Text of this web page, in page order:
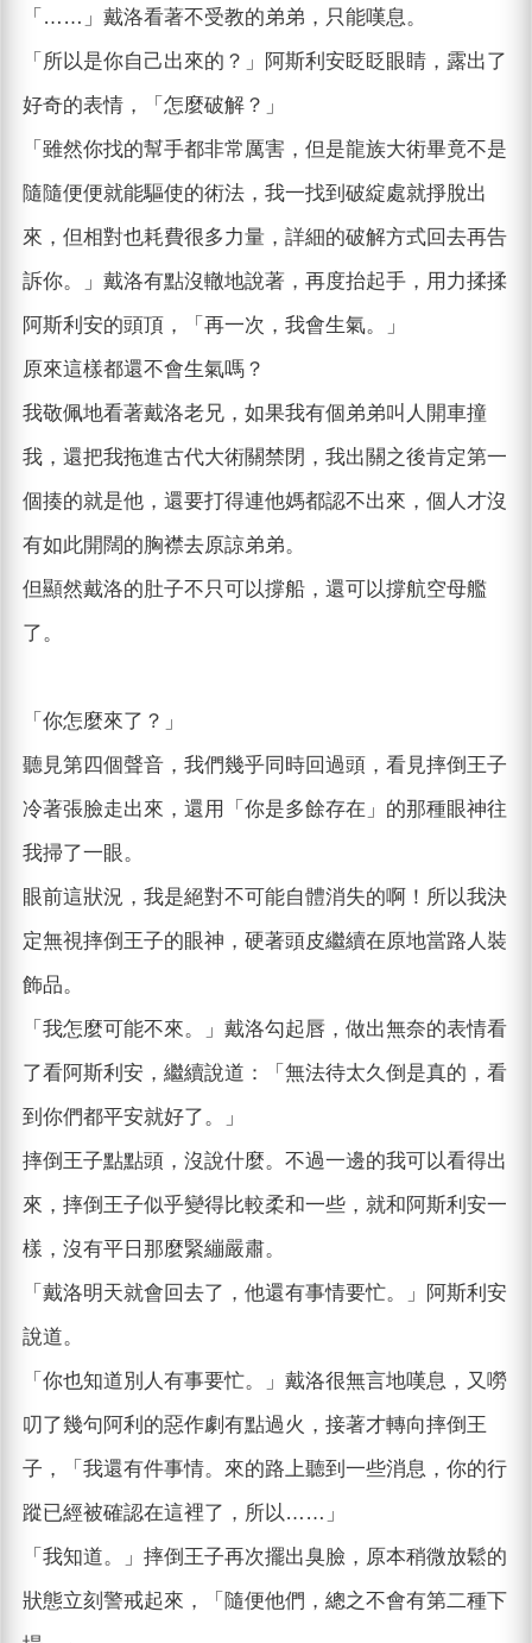
「……」戴洛看著不受教的弟弟，只能嘆息。
「所以是你自己出來的？」阿斯利安眨眨眼睛，露出了
好奇的表情，「怎麼破解？」
「雖然你找的幫手都非常厲害，但是龍族大術畢竟不是
隨隨便便就能驅使的術法，我一找到破綻處就掙脫出
來，但相對也耗費很多力量，詳細的破解方式回去再告
訴你。」戴洛有點沒轍地說著，再度抬起手，用力揉揉
阿斯利安的頭頂，「再一次，我會生氣。」
原來這樣都還不會生氣嗎？
我敬佩地看著戴洛老兄，如果我有個弟弟叫人開車撞
我，還把我拖進古代大術關禁閉，我出關之後肯定第一
個揍的就是他，還要打得連他媽都認不出來，個人才沒
有如此開闊的胸襟去原諒弟弟。
但顯然戴洛的肚子不只可以撐船，還可以撐航空母艦
了。
「你怎麼來了？」
聽見第四個聲音，我們幾乎同時回過頭，看見摔倒王子
冷著張臉走出來，還用「你是多餘存在」的那種眼神往
我掃了一眼。
眼前這狀況，我是絕對不可能自體消失的啊！所以我決
定無視摔倒王子的眼神，硬著頭皮繼續在原地當路人裝
飾品。
「我怎麼可能不來。」戴洛勾起唇，做出無奈的表情看
了看阿斯利安，繼續說道：「無法待太久倒是真的，看
到你們都平安就好了。」
摔倒王子點點頭，沒說什麼。不過一邊的我可以看得出
來，摔倒王子似乎變得比較柔和一些，就和阿斯利安一
樣，沒有平日那麼緊繃嚴肅。
「戴洛明天就會回去了，他還有事情要忙。」阿斯利安
說道。
「你也知道別人有事要忙。」戴洛很無言地嘆息，又嘮
叨了幾句阿利的惡作劇有點過火，接著才轉向摔倒王
子，「我還有件事情。來的路上聽到一些消息，你的行
蹤已經被確認在這裡了，所以……」
「我知道。」摔倒王子再次擺出臭臉，原本稍微放鬆的
狀態立刻警戒起來，「隨便他們，總之不會有第二種下